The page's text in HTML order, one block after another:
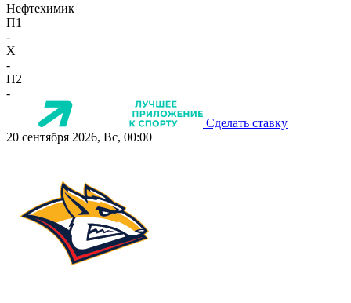
Нефтехимик
П1
-
X
-
П2
-
Сделать ставку
20 сентября 2026, Вс, 00:00